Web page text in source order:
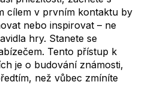
cílem v prvním kontaktu by
nebo inspirovat – ne
hry. Stanete se
Tento přístup k
je o budování známosti,
než vůbec zmíníte